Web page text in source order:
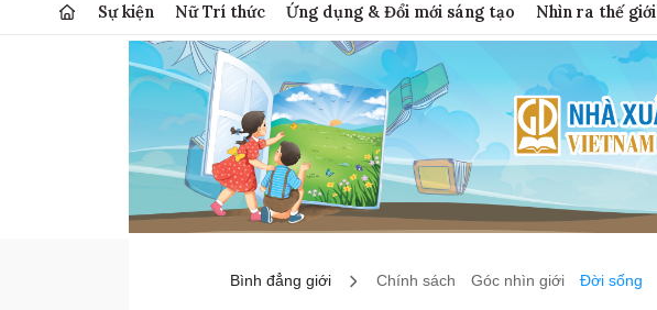
Sự kiện Nữ Trí thức Ứng dụng & Đổi mới sáng tạo Nhìn ra thế giới
Bình đẳng giới Chính sách Góc nhìn giới Đời sống